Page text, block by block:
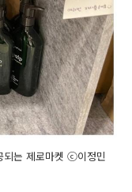
되는 제로마켓 ⓒ이정민